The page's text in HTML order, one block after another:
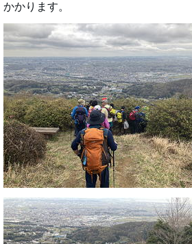
かかります。